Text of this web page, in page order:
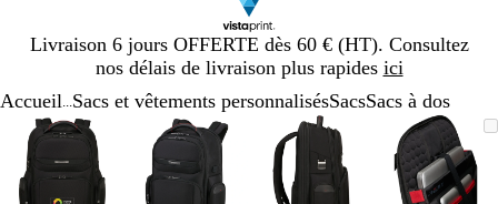
Livraison 6 jours OFFERTE dès 60 € (HT). Consultez
nos délais de livraison plus rapides ici
Diapositive
1
Accueil Sacs et vêtements personnalisésSacsSacs à dos
Image
zoomable
Zoom
minimum
Cliquez
pour
développer
Utilisez
touches
Image
zoomable
Zoom
au
minimum
Cliquez
pour
développer
Utilisez
les
touches
plus
Image
zoomable
Zoom
minimum
Cliquez
pour
développer
Utilisez
touches
plus
Image
Zoom
au
Cliquez
pour
Utilisez
les
touches
plus
Diapositive